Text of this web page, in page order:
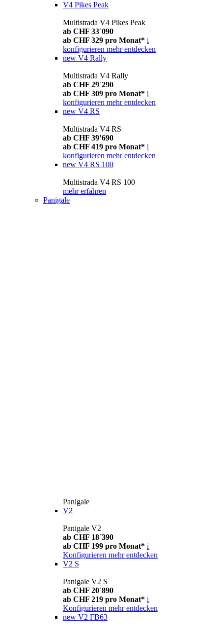
V4 Pikes Peak
Multistrada V4 Pikes Peak
ab CHF 33´090
ab CHF 329 pro Monat* i
konfigurieren mehr entdecken
new V4 Rally
Multistrada V4 Rally
ab CHF 29´290
ab CHF 309 pro Monat* i
konfigurieren mehr entdecken
new V4 RS
Multistrada V4 RS
ab CHF 39’690
ab CHF 419 pro Monat* i
konfigurieren mehr entdecken
new V4 RS 100
Multistrada V4 RS 100
mehr erfahren
Panigale
Panigale
V2
Panigale V2
ab CHF 18´390
ab CHF 199 pro Monat* i
Konfigurieren mehr entdecken
V2 S
Panigale V2 S
ab CHF 20´890
ab CHF 219 pro Monat* i
Konfigurieren mehr entdecken
new V2 FB63